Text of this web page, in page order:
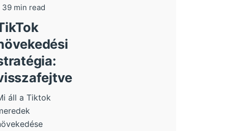
39 min read
áll a Tiktok